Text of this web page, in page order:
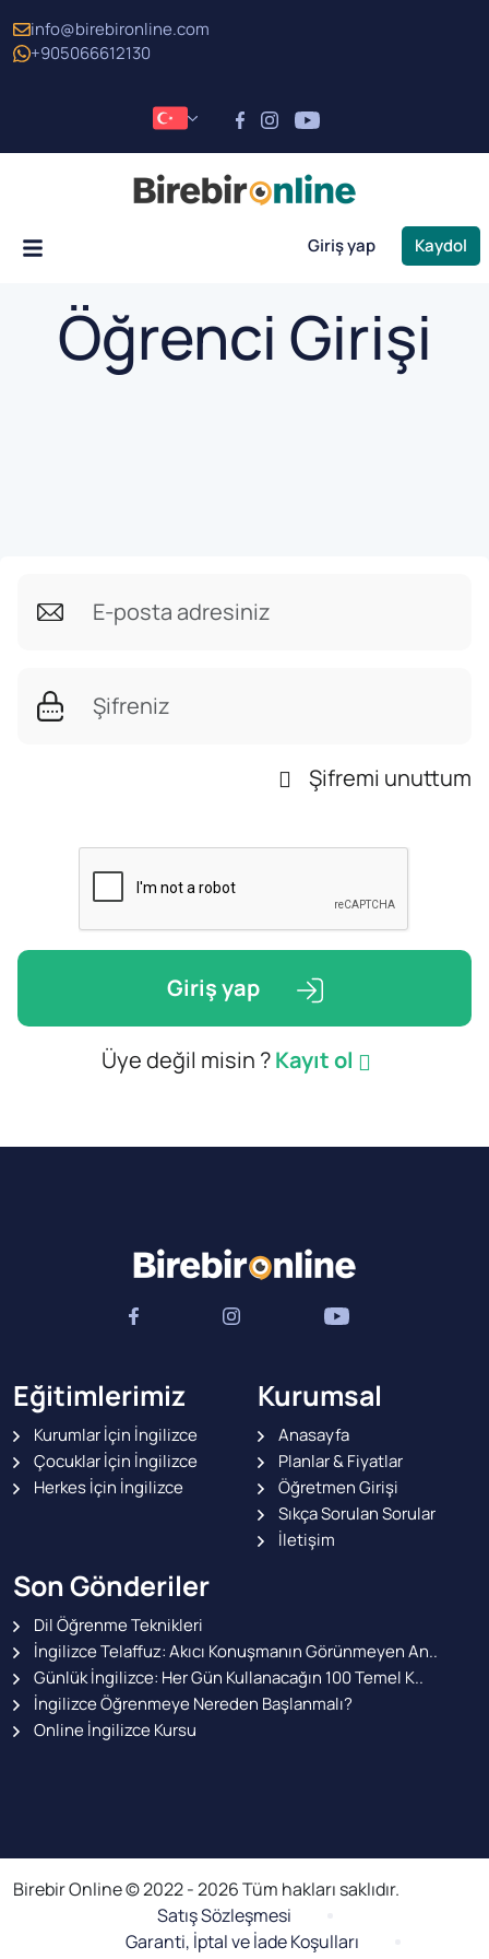
info@birebironline.com
+905066612130
Giriş yap Kaydol
Öğrenci Girişi
 Şifremi unuttum
Giriş yap
Üye değil misin ?Kayıt ol 
Eğitimlerimiz
Kurumlar İçin İngilizce
Çocuklar İçin İngilizce
Herkes İçin İngilizce
Kurumsal
Anasayfa
Planlar & Fiyatlar
Öğretmen Girişi
Sıkça Sorulan Sorular
İletişim
Son Gönderiler
Dil Öğrenme Teknikleri
İngilizce Telaffuz: Akıcı Konuşmanın Görünmeyen An..
Günlük İngilizce: Her Gün Kullanacağın 100 Temel K..
İngilizce Öğrenmeye Nereden Başlanmalı?
Online İngilizce Kursu
Birebir Online © 2022 - 2026 Tüm hakları saklıdır.
Satış Sözleşmesi
Garanti, İptal ve İade Koşulları